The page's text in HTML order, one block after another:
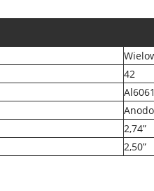
42
2,74”
2,50”